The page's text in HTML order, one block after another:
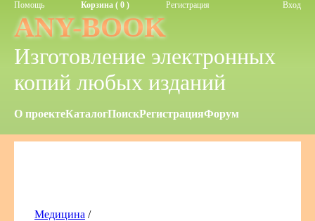
Помощь Корзина ( 0 ) Регистрация Вход
ANY-BOOK
Изготовление электронных
копий любых изданий
О проектеКаталогПоискРегистрацияФорум
Медицина /